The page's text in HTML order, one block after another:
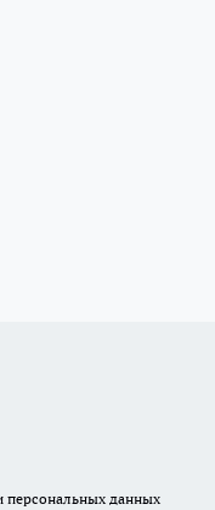
персональных данных